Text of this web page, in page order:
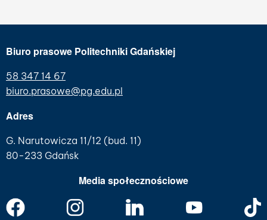
Biuro prasowe Politechniki Gdańskiej
58 347 14 67
biuro.prasowe@pg.edu.pl
Adres
G. Narutowicza 11/12 (bud. 11)
80-233 Gdańsk
Media społecznościowe